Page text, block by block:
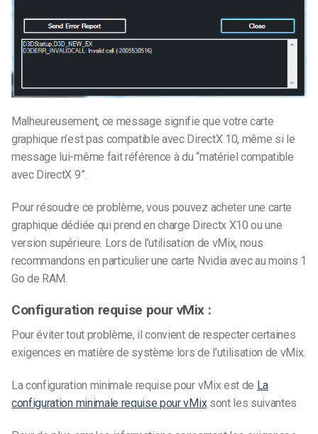
Malheureusement, ce message signifie que votre carte
graphique n’est pas compatible avec DirectX 10, même si le
message lui-même fait référence à du “matériel compatible
avec DirectX 9”.
Pour résoudre ce problème, vous pouvez acheter une carte
graphique dédiée qui prend en charge Directx X10 ou une
version supérieure. Lors de l’utilisation de vMix, nous
recommandons en particulier une carte Nvidia avec au moins 1
Go de RAM.
Configuration requise pour vMix :
Pour éviter tout problème, il convient de respecter certaines
exigences en matière de système lors de l’utilisation de vMix.
La configuration minimale requise pour vMix est de La
configuration minimale requise pour vMixsont les suivantes